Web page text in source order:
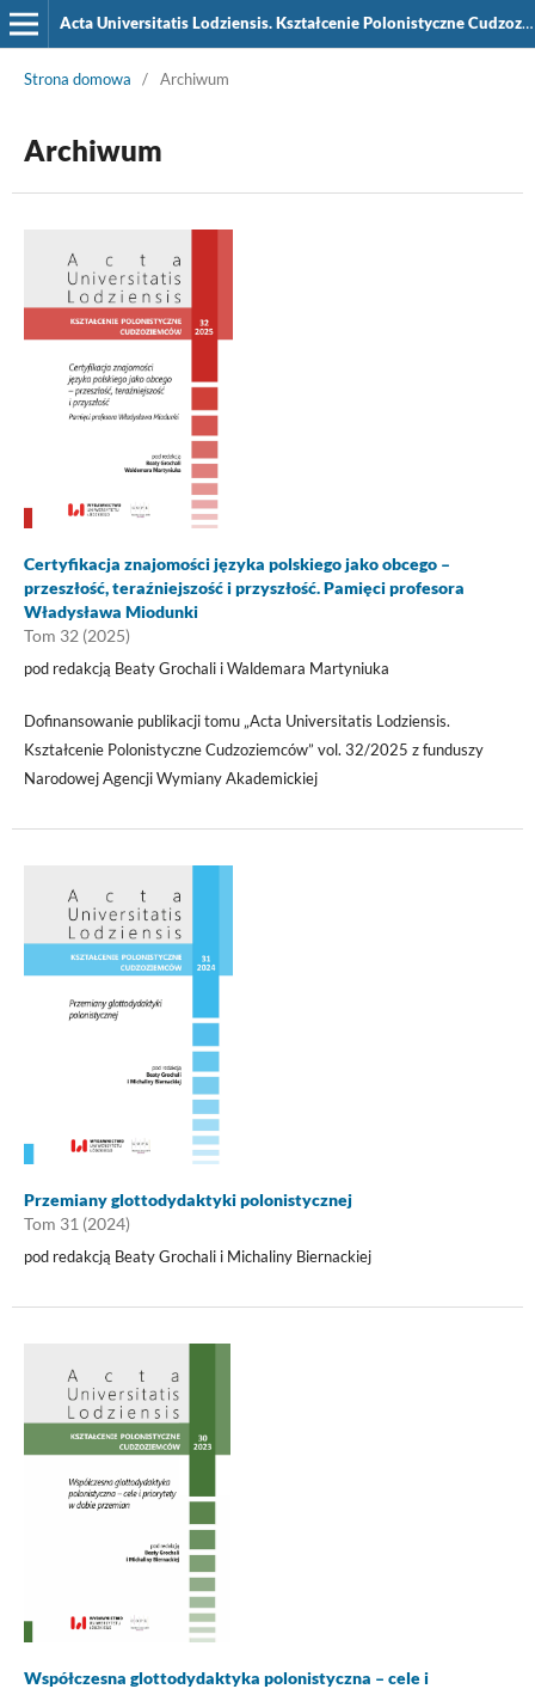
Acta Universitatis Lodziensis. Kształcenie Polonistyczne Cudzoziemców
Strona domowa / Archiwum
Archiwum
Certyfikacja znajomości języka polskiego jako obcego –
przeszłość, teraźniejszość i przyszłość. Pamięci profesora
Władysława Miodunki
Tom 32 (2025)
pod redakcją Beaty Grochali i Waldemara Martyniuka
Dofinansowanie publikacji tomu „Acta Universitatis Lodziensis.
Kształcenie Polonistyczne Cudzoziemców” vol. 32/2025 z funduszy
Narodowej Agencji Wymiany Akademickiej
Przemiany glottodydaktyki polonistycznej
Tom 31 (2024)
pod redakcją Beaty Grochali i Michaliny Biernackiej
Współczesna glottodydaktyka polonistyczna – cele i